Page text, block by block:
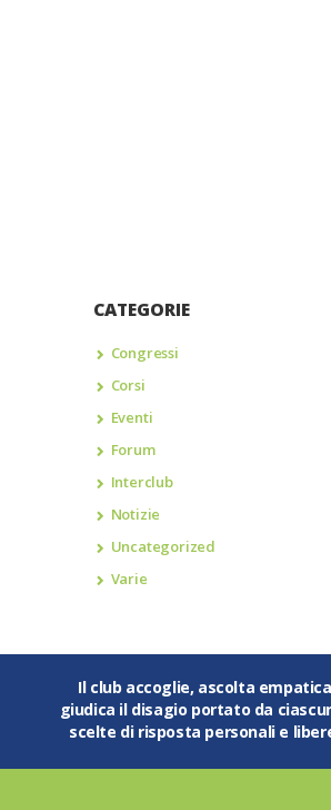
CATEGORIE
Congressi
Corsi
Eventi
Forum
Interclub
Notizie
Uncategorized
Varie
Il club accoglie, ascolta
giudica il disagio portato da
scelte di risposta personali e